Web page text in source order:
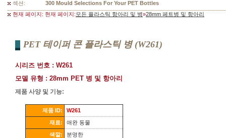
섹션:
300 Mould Selections For Your PET Bottles
현재 페이지: 현재 페이지: 모든 플라스틱 항아리 및 병»28mm 페트병 및 항아리
PET 테이퍼 콘 플라스틱 병 (W261)
시리즈 번호 : W261
모델 유형 : 28mm PET 병 및 항아리
제품 사양 및 기능:
제품 ID:
W261
재료:
애완 동물
색깔:
분명한